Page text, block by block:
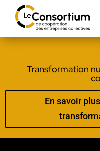
Transformation
En savoir